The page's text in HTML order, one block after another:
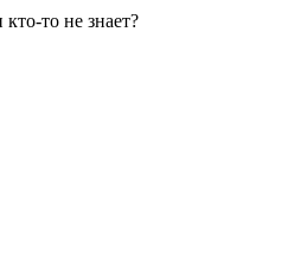
то не знает?